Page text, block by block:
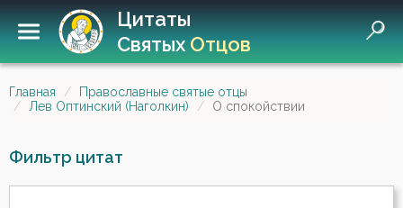
Цитаты
СвятыхОтцов
Главная
Православные святые отцы
Лев Оптинский (Наголкин)
О спокойствии
Фильтр цитат